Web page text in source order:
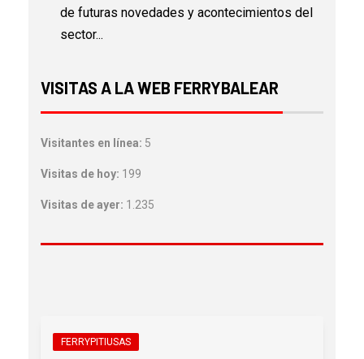
de futuras novedades y acontecimientos del
sector...
VISITAS A LA WEB FERRYBALEAR
Visitantes en línea: 5
Visitas de hoy: 199
Visitas de ayer: 1.235
FERRYPITIUSAS